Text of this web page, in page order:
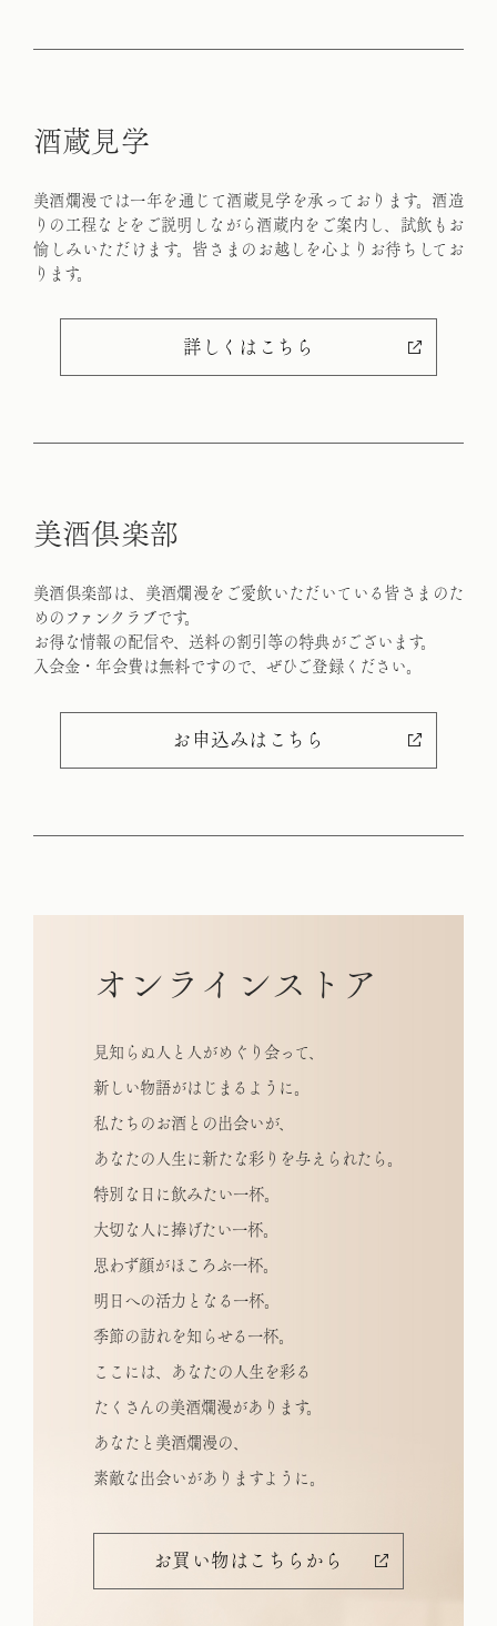
酒蔵 見学
美酒爛漫では一年を通じて酒蔵見学を承っております。 酒造
りの工程などをご説明しながら酒蔵内をご案内し、試飲もお
愉しみいただけます。 皆さまのお越しを心よりお待ちしてお
ります。
詳しくはこちら
美酒倶楽部
美酒倶楽部は、美酒爛漫をご愛飲いただいている皆さまのた
めの ファンクラブです。
お得な情報の配信や、送料の割引等の特典がございます。
入会金・年会費は無料ですので、ぜひご登録ください。
お申込みはこちら
オ ン ラ イ ン ス ト ア
見知らぬ人と人がめぐり会って、
新しい物語がはじまるように。
私たちのお酒との出会いが、
あなたの人生に新たな彩りを与えられたら。
特別な日に飲みたい一杯。
大切な人に捧げたい一杯。
思わず顔がほころぶ一杯。
明日への活力となる一杯。
季節の訪れを知らせる一杯。
ここには、あなたの人生を彩る
たくさんの美酒爛漫があります。
あなたと美酒爛漫の、
素敵な出会いがありますように。
お買い物はこちらから